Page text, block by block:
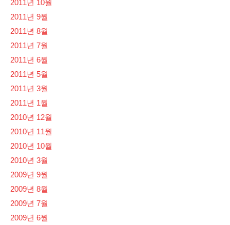
2011년 10월
2011년 9월
2011년 8월
2011년 7월
2011년 6월
2011년 5월
2011년 3월
2011년 1월
2010년 12월
2010년 11월
2010년 10월
2010년 3월
2009년 9월
2009년 8월
2009년 7월
2009년 6월